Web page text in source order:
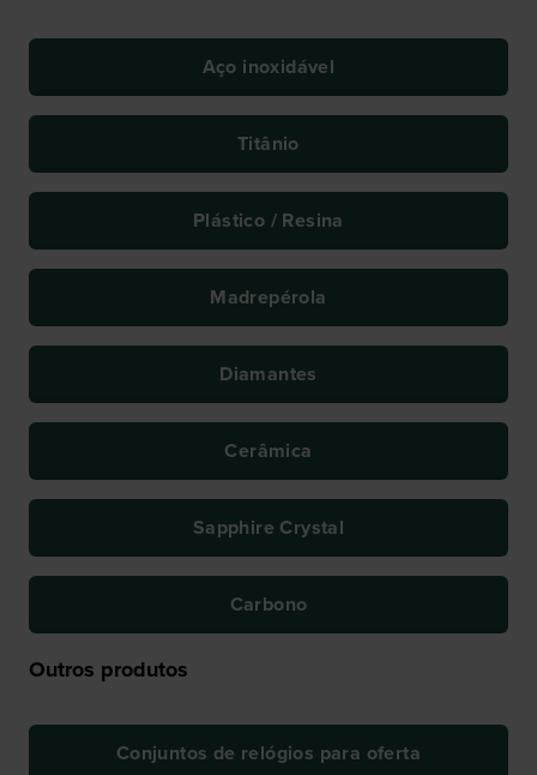
Aço inoxidável
Titânio
Plástico / Resina
Madrepérola
Diamantes
Cerâmica
Sapphire Crystal
Carbono
Outros produtos
Conjuntos de relógios para oferta